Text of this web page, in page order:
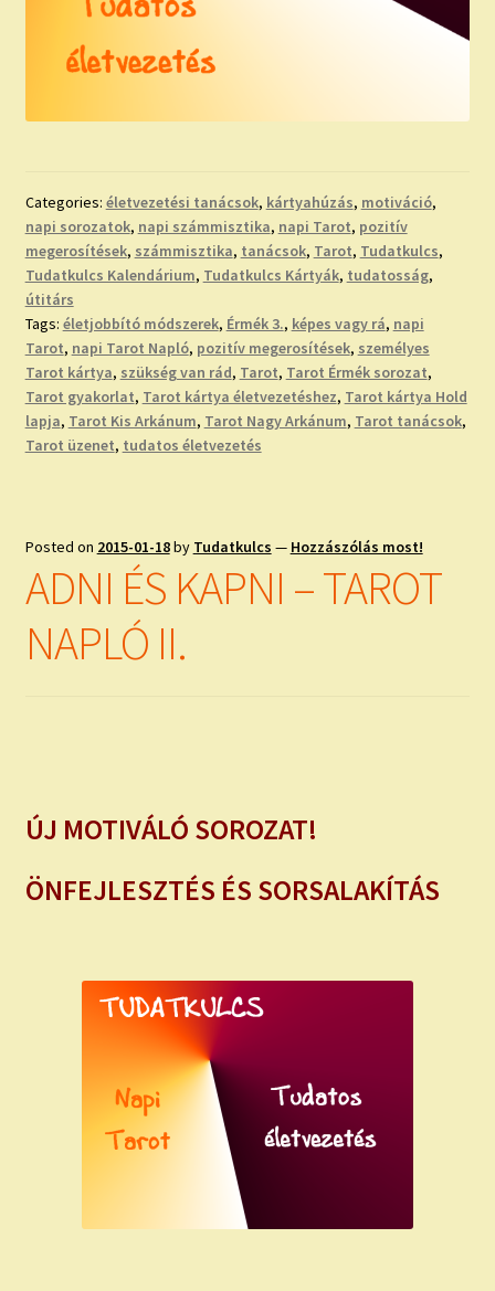
Categories: életvezetési tanácsok, kártyahúzás, motiváció,
napi sorozatok, napi számmisztika, napi Tarot, pozitív
megerosítések, számmisztika, tanácsok, Tarot, Tudatkulcs,
Tudatkulcs Kalendárium, Tudatkulcs Kártyák, tudatosság,
útitárs
Tags: életjobbító módszerek, Érmék 3., képes vagy rá, napi
Tarot, napi Tarot Napló, pozitív megerosítések, személyes
Tarot kártya, szükség van rád, Tarot, Tarot Érmék sorozat,
Tarot gyakorlat, Tarot kártya életvezetéshez, Tarot kártya Hold
lapja, Tarot Kis Arkánum, Tarot Nagy Arkánum, Tarot tanácsok,
Tarot üzenet, tudatos életvezetés
Posted on 2015-01-18by Tudatkulcs — Hozzászólás most!
ADNI ÉS KAPNI – TAROT
NAPLÓ II.
ÚJ MOTIVÁLÓ SOROZAT!
ÖNFEJLESZTÉS ÉS SORSALAKÍTÁS